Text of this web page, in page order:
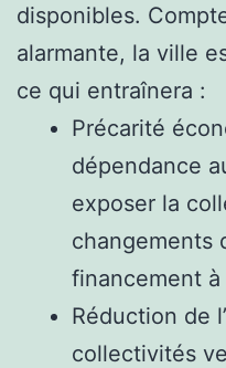
disponibles.
alarmante, la ville
ce qui entraînera :
Précarité
dépendance
exposer la
changements
financement à
Réduction de
collectivités